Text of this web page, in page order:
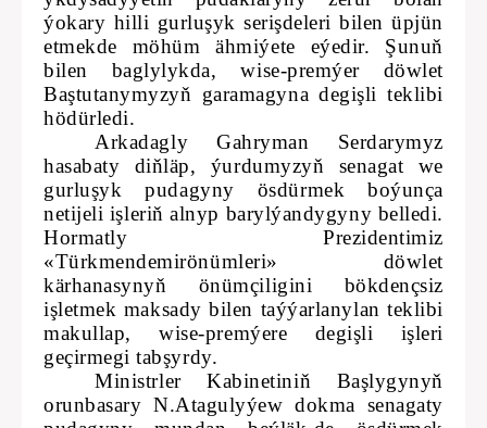
ýokary hilli gurluşyk serişdeleri bilen üpjün
etmekde möhüm ähmiýete eýedir. Şunuň
bilen baglylykda, wise-premýer döwlet
Baştutanymyzyň garamagyna degişli teklibi
hödürledi.
Arkadagly Gahryman Serdarymyz
hasabaty diňläp, ýurdumyzyň senagat we
gurluşyk pudagyny ösdürmek boýunça
netijeli işleriň alnyp barylýandygyny belledi.
Hormatly Prezidentimiz
«Türkmendemirönümleri» döwlet
kärhanasynyň önümçiligini bökdençsiz
işletmek maksady bilen taýýarlanylan teklibi
makullap, wise-premýere degişli işleri
geçirmegi tabşyrdy.
Ministrler Kabinetiniň Başlygynyň
orunbasary N.Atagulyýew dokma senagaty